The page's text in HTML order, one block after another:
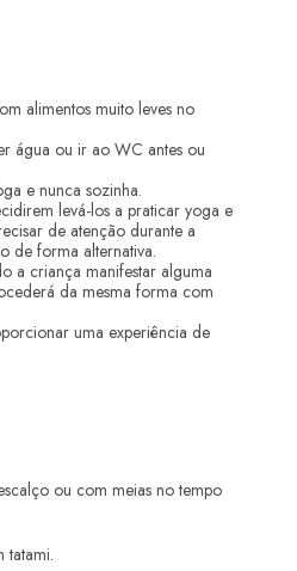
alimentos muito leves no
água ou ir ao WC antes ou
e nunca sozinha.
levá-los a praticar yoga e
de atenção durante a
de forma alternativa.
a criança manifestar alguma
da mesma forma com
uma experiência de
ou com meias no tempo
tatami.